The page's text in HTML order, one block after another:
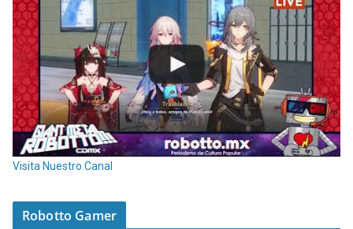
Visita Nuestro Canal
Robotto Gamer